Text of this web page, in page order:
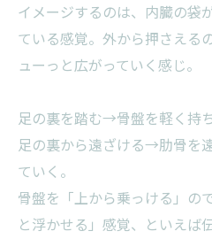
イメージするのは、内臓の袋
ている感覚。外から押さえる
ューっと広がっていく感じ。
足の裏を踏む→骨盤を軽く持
足の裏から遠ざける→肋骨を
ていく。
骨盤を「上から乗っける」の
と浮かせる」感覚、といえば